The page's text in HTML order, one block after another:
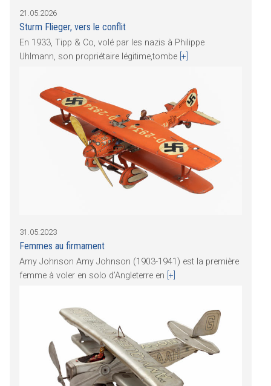
21.05.2026
Sturm Flieger, vers le conflit
En 1933, Tipp & Co, volé par les nazis à Philippe
Uhlmann, son propriétaire légitime,tombe [+]
31.05.2023
Femmes au firmament
Amy Johnson Amy Johnson (1903-1941) est la première
femme à voler en solo d’Angleterre en [+]